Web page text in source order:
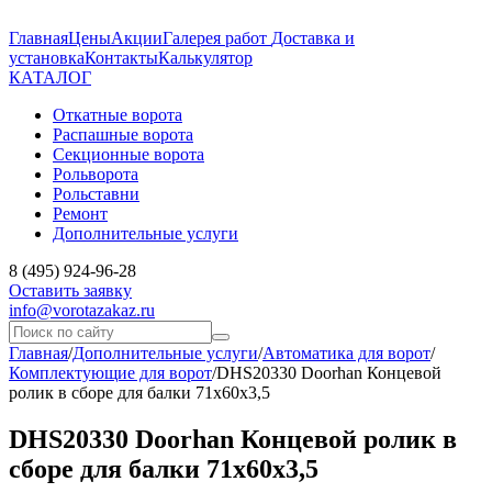
ГлавнаяЦеныАкцииГалерея работ Доставка и
установкаКонтактыКалькулятор
КАТАЛОГ
Откатные ворота
Распашные ворота
Секционные ворота
Рольворота
Рольставни
Ремонт
Дополнительные услуги
8 (495) 924-96-28
Оставить заявку
info@vorotazakaz.ru
Главная/Дополнительные услуги/Автоматика для ворот/
Комплектующие для ворот/DHS20330 Doorhan Концевой
ролик в сборе для балки 71х60х3,5
DHS20330 Doorhan Концевой ролик в
сборе для балки 71х60х3,5